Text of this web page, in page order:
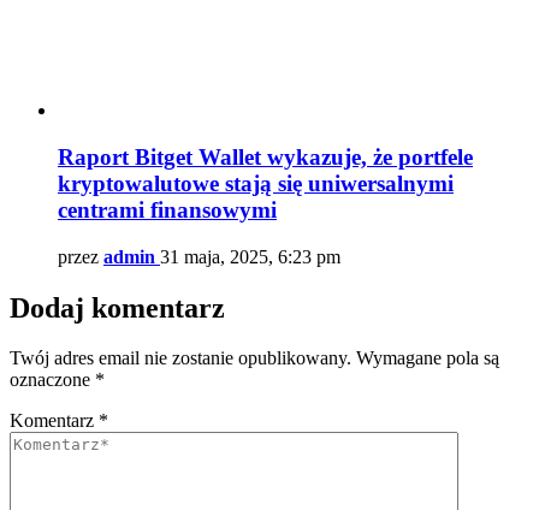
Raport Bitget Wallet wykazuje, że portfele
kryptowalutowe stają się uniwersalnymi
centrami finansowymi
przez admin 31 maja, 2025, 6:23 pm
Dodaj komentarz
Twój adres email nie zostanie opublikowany. Wymagane pola są
oznaczone *
Komentarz *